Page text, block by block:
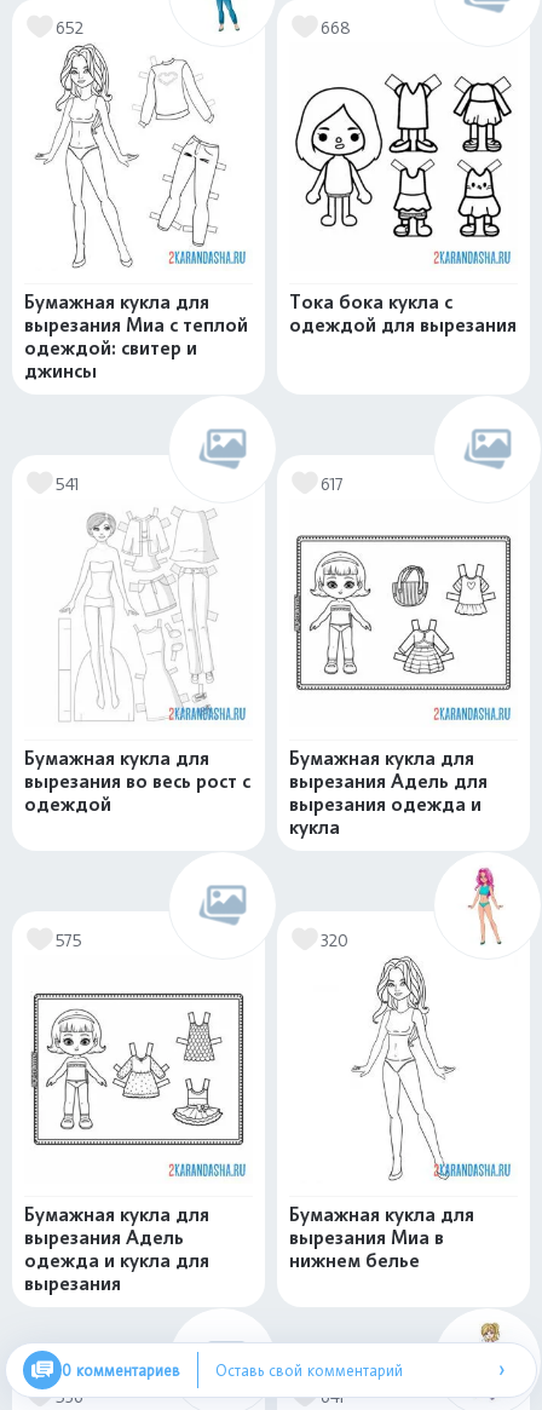
652
Бумажная кукла для
вырезания Миа с теплой
одеждой: свитер и
джинсы
668
Тока бока кукла с
одеждой для вырезания
541
Бумажная кукла для
вырезания во весь рост с
одеждой
617
Бумажная кукла для
вырезания Адель для
вырезания одежда и
кукла
575
Бумажная кукла для
вырезания Адель
одежда и кукла для
вырезания
320
Бумажная кукла для
вырезания Миа в
нижнем белье
536 641
0 комментариев Оставь свой комментарий ›